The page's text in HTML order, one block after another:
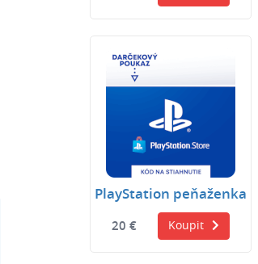
PlayStation peňaženka
20 € Koupit